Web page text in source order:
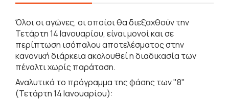
Όλοι οι αγώνες, οι οποίοι θα διεξαχθούν την
Τετάρτη 14 Ιανουαρίου, είναι μονοί και σε
περίπτωση ισόπαλου αποτελέσματος στην
κανονική διάρκεια ακολουθεί η διαδικασία των
πέναλτι χωρίς παράταση.
Αναλυτικά το πρόγραμμα της φάσης των "8"
(Τετάρτη 14 Ιανουαρίου):